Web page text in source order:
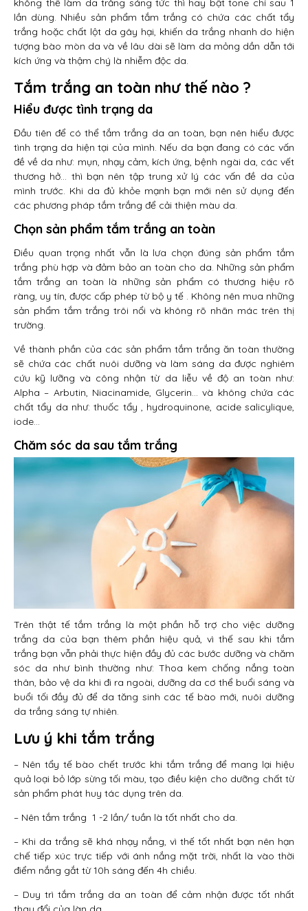
không thể làm da trắng sáng tức thì hay bật tone chỉ sau 1
lần dùng. Nhiều sản phẩm tắm trắng có chứa các chất tẩy
trắng hoặc chất lột da gây hại, khiến da trắng nhanh do hiện
tượng bào mòn da và về lâu dài sẽ làm da mỏng dần dẫn tới
kích ứng và thậm chý là nhiễm độc da.
Tắm trắng an toàn như thế nào ?
Hiểu được tình trạng da
Đầu tiên để có thể tắm trắng da an toàn, bạn nên hiểu được
tình trạng da hiện tại của mình. Nếu da bạn đang có các vấn
đề về da như: mụn, nhạy cảm, kích ứng, bệnh ngài da, các vết
thương hở… thì bạn nên tập trung xử lý các vấn đề da của
mình trước. Khi da đủ khỏe mạnh bạn mới nên sử dụng đến
các phương pháp tắm trắng để cải thiện màu da.
Chọn sản phẩm tắm trắng an toàn
Điều quan trọng nhất vẫn là lưa chọn đúng sản phẩm tắm
trắng phù hợp và đảm bảo an toàn cho da. Những sản phẩm
tắm trắng an toàn là những sản phẩm có thương hiệu rõ
ràng, uy tín, được cấp phép từ bộ y tế . Không nên mua những
sản phẩm tắm trắng trôi nổi và không rõ nhãn mác trên thị
trường.
Về thành phần của các sản phẩm tắm trắng ăn toàn thường
sẽ chứa các chất nuôi dưỡng và làm sáng da được nghiêm
cứu kỹ lưỡng và công nhận từ da liễu về độ an toàn như:
Alpha – Arbutin, Niacinamide, Glycerin… và không chứa các
chất tẩy da như: thuốc tẩy , hydroquinone, acide salicylique,
iode…
Chăm sóc da sau tắm trắng
Trên thật tế tắm trắng là một phần hỗ trợ cho việc dưỡng
trắng da của bạn thêm phần hiệu quả, vì thế sau khi tắm
trắng bạn vẫn phải thực hiện đầy đủ các bước dưỡng và chăm
sóc da như bình thường như: Thoa kem chống nắng toàn
thân, bảo vệ da khi đi ra ngoài, dưỡng da cơ thể buổi sáng và
buổi tối đầy đủ để da tăng sinh các tế bào mới, nuôi dưỡng
da trắng sáng tự nhiên.
Lưu ý khi tắm trắng
– Nên tẩy tế bào chết trước khi tắm trắng để mang lại hiệu
quả loại bỏ lớp sừng tối màu, tạo điều kiện cho dưỡng chất từ
sản phẩm phát huy tác dụng trên da.
– Nên tắm trắng 1 -2 lần/ tuần là tốt nhất cho da.
– Khi da trắng sẽ khá nhạy nắng, vì thế tốt nhất bạn nên hạn
chế tiếp xúc trực tiếp với ánh nắng mặt trời, nhất là vào thời
điểm nắng gắt từ 10h sáng đến 4h chiều.
– Duy trì tắm trắng da an toàn để cảm nhận được tốt nhất